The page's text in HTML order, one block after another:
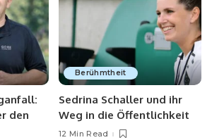
den
Berühmtheit
Sedrina Schaller und ihr
Weg in die Öffentlichkeit
12 Min Read